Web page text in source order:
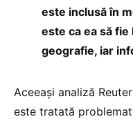
este inclusă în
este ca ea să
geografie, iar
Aceeași analiză
este tratată